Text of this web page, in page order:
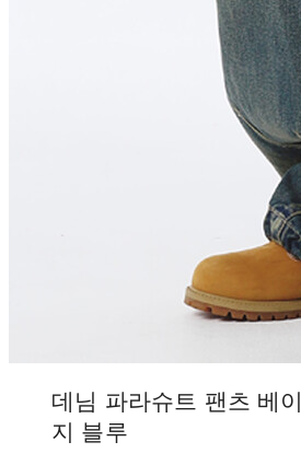
데님 파라슈트 팬츠 베이
지 블루